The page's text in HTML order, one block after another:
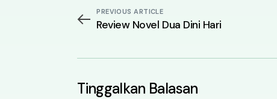
PREVIOUS ARTICLE
Review Novel Dua Dini Hari
Tinggalkan Balasan